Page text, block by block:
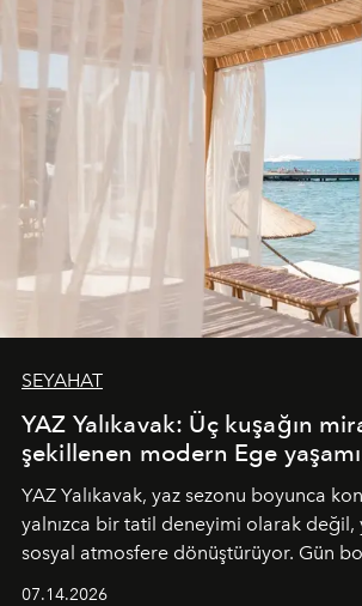
SEYAHAT
YAZ Yalıkavak: Üç kuşağın
şekillenen modern Ege yaşamı
YAZ Yalıkavak, yaz sezonu boyunca
yalnızca bir tatil deneyimi olarak değil,
sosyal atmosfere dönüştürüyor. Gün
07.14.2026